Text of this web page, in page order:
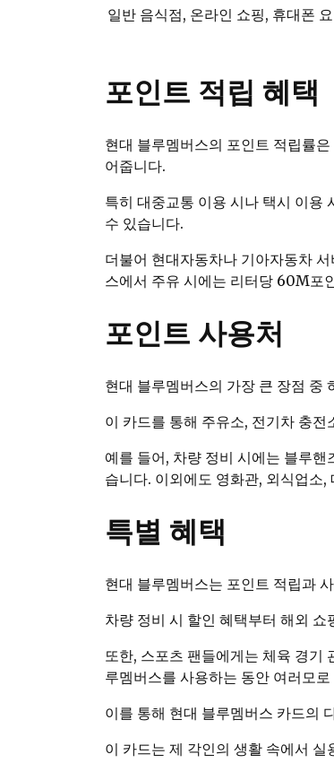
일반 음식점, 온라인 쇼핑, 휴대폰
포인트 적립 혜택
현대 블루멤버스의 포인트 적립률
어줍니다.
특히 대중교통 이용 시나 택시 이용
수 있습니다.
더불어 현대자동차나 기아자동차
스에서 주유 시에는 리터당 60M포
포인트 사용처
현대 블루멤버스의 가장 큰 장점 중
이 카드를 통해 주유소, 전기차 충
예를 들어, 차량 정비 시에는 블루
습니다. 이외에도 영화관, 외식업소
특별 혜택
현대 블루멤버스는 포인트 적립과
차량 정비 시 할인 혜택부터 해외
또한, 스포츠 팬들에게는 체육 경기
루멤버스를 사용하는 동안 여러모
이를 통해 현대 블루멤버스 카드의
이 카드는 제 각인의 생활 속에서